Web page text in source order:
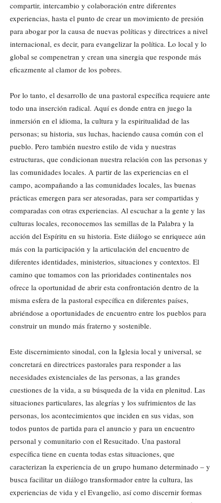
compartir, intercambio y colaboración entre diferentes
experiencias, hasta el punto de crear un movimiento de presión
para abogar por la causa de nuevas políticas y directrices a nivel
internacional, es decir, para evangelizar la política. Lo local y lo
global se compenetran y crean una sinergia que responde más
eficazmente al clamor de los pobres.
Por lo tanto, el desarrollo de una pastoral específica requiere ante
todo una inserción radical. Aquí es donde entra en juego la
inmersión en el idioma, la cultura y la espiritualidad de las
personas; su historia, sus luchas, haciendo causa común con el
pueblo. Pero también nuestro estilo de vida y nuestras
estructuras, que condicionan nuestra relación con las personas y
las comunidades locales. A partir de las experiencias en el
campo, acompañando a las comunidades locales, las buenas
prácticas emergen para ser atesoradas, para ser compartidas y
comparadas con otras experiencias. Al escuchar a la gente y las
culturas locales, reconocemos las semillas de la Palabra y la
acción del Espíritu en su historia. Este diálogo se enriquece aún
más con la participación y la articulación del encuentro de
diferentes identidades, ministerios, situaciones y contextos. El
camino que tomamos con las prioridades continentales nos
ofrece la oportunidad de abrir esta confrontación dentro de la
misma esfera de la pastoral específica en diferentes países,
abriéndose a oportunidades de encuentro entre los pueblos para
construir un mundo más fraterno y sostenible.
Este discernimiento sinodal, con la Iglesia local y universal, se
concretará en directrices pastorales para responder a las
necesidades existenciales de las personas, a las grandes
cuestiones de la vida, a su búsqueda de la vida en plenitud. Las
situaciones particulares, las alegrías y los sufrimientos de las
personas, los acontecimientos que inciden en sus vidas, son
todos puntos de partida para el anuncio y para un encuentro
personal y comunitario con el Resucitado. Una pastoral
específica tiene en cuenta todas estas situaciones, que
caracterizan la experiencia de un grupo humano determinado – y
busca facilitar un diálogo transformador entre la cultura, las
experiencias de vida y el Evangelio, así como discernir formas